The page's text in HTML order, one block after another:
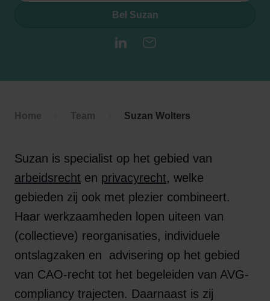
Bel Suzan
LinkedInE-mail
Home Team Suzan Wolters
Suzan is specialist op het gebied van
arbeidsrecht en privacyrecht, welke
gebieden zij ook met plezier combineert.
Haar werkzaamheden lopen uiteen van
(collectieve) reorganisaties, individuele
ontslagzaken en advisering op het gebied
van CAO-recht tot het begeleiden van AVG-
compliancy trajecten. Daarnaast is zij